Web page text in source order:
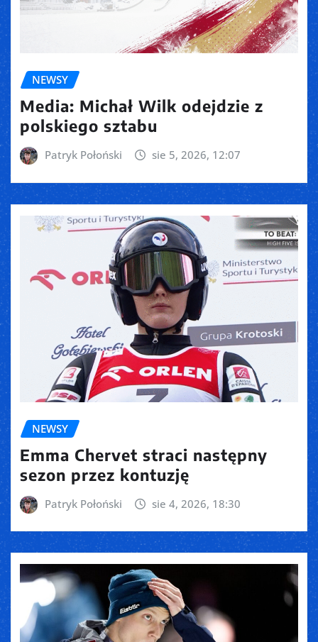
NEWSY
Media: Michał Wilk odejdzie z
polskiego sztabu
Patryk Połoński sie 5, 2026, 12:07
NEWSY
Emma Chervet straci następny
sezon przez kontuzję
Patryk Połoński sie 4, 2026, 18:30